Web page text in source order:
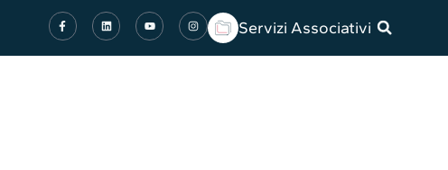
Servizi Associativi